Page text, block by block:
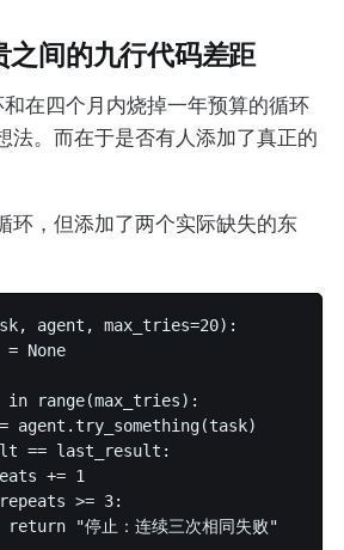
之间的九行代码差距
在四个月内烧掉一年预算的循环
法。而在于是否有人添加了真正的
环，但添加了两个实际缺失的东
agent, max_tries=20):
= None
in range(max_tries):
agent.try_something(task)
== last_result:
+= 1
>= 3:
"停止：连续三次相同失败"